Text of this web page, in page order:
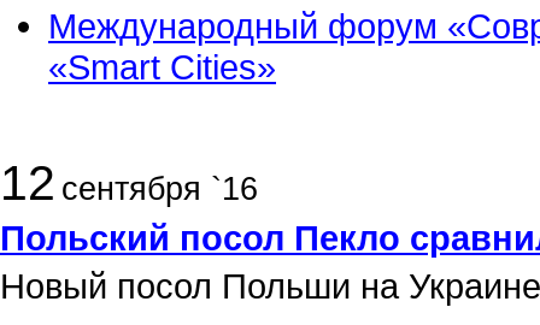
Международный форум
«Smart Cities»
12 сентября `16
Польский посол Пекло
Новый посол Польши на